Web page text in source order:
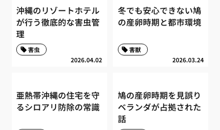
沖縄のリゾートホテル
が行う徹底的な害虫管
理
2026.04.02
害虫
冬でも安心できない鳩
の産卵時期と都市環境
2026.03.24
害獣
亜熱帯沖縄の住宅を守
るシロアリ防除の常識
鳩の産卵時期を見誤り
ベランダが占拠された
話